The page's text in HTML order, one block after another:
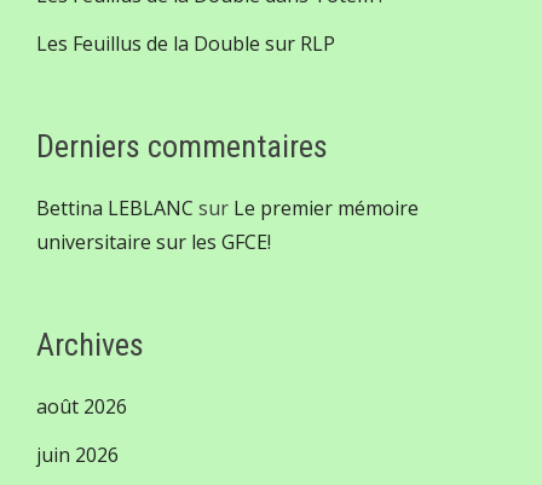
Les Feuillus de la Double sur RLP
Derniers commentaires
Bettina LEBLANC sur Le premier mémoire
universitaire sur les GFCE!
Archives
août 2026
juin 2026